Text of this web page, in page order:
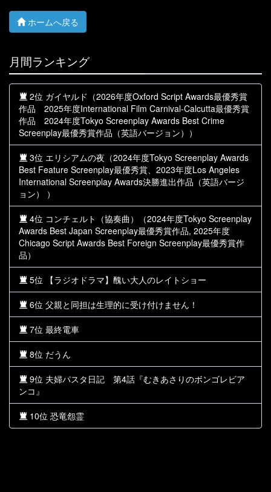
ホームへ戻る
月間ランキング
2位 ガイヤルド（2026年度Oxford Script Awards最優秀賞
作品 2025年度International Film Carnival-Calcutta最優秀賞
作品 2024年度Tokyo Screenplay Awards Best Crime
Screenplay最優秀賞作品（英語バージョン））
3位 エリシアムの夜（2024年度Tokyo Screenplay Awards
Best Feature Screenplay最優秀賞、2023年度Los Angeles
International Screenplay Awards決勝進出作品（英語バージ
ョン） ）
4位 コンチェルト（協奏曲）（2024年度Tokyo Screenplay
Awards Best Japan Screenplay最優秀賞作品, 2025年度
Chicago Script Awards Best Foreign Screenplay最優秀賞作
品）
5位 【ラジオドラマ】醜い大人のレイトショー
6位 父親と同担は生理的に受け付けません！
7位 最終電車
8位 だうん
9位 夫婦パスタ日記 第4話『むきあさりのボンゴレビア
ンコ』
10位 恐竜怨霊